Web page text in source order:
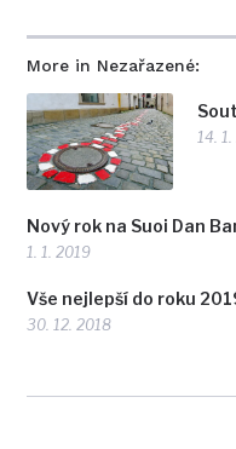
More in Nezařazené:
14.
Nový rok na Suoi Dan
1. 1. 2019
Vše nejlepší do roku
30. 12. 2018